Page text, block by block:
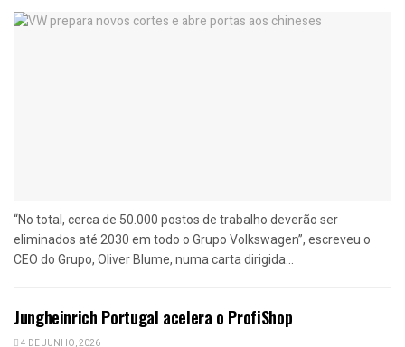
“No total, cerca de 50.000 postos de trabalho deverão ser
eliminados até 2030 em todo o Grupo Volkswagen”, escreveu o
CEO do Grupo, Oliver Blume, numa carta dirigida...
Jungheinrich Portugal acelera o ProfiShop
4 DE JUNHO, 2026